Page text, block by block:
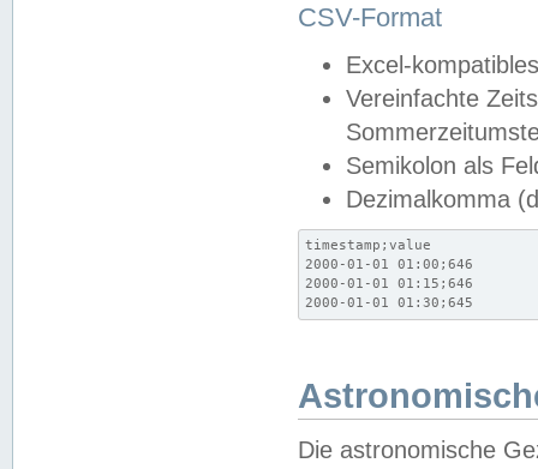
CSV-Format
Excel-
Vereinfachte
Semikolon als
Dezimalkomma
timestamp;value
2000-01-01 01:00;646
2000-01-01 01:15;646
2000-01-01 01:30;645
Die astronomische